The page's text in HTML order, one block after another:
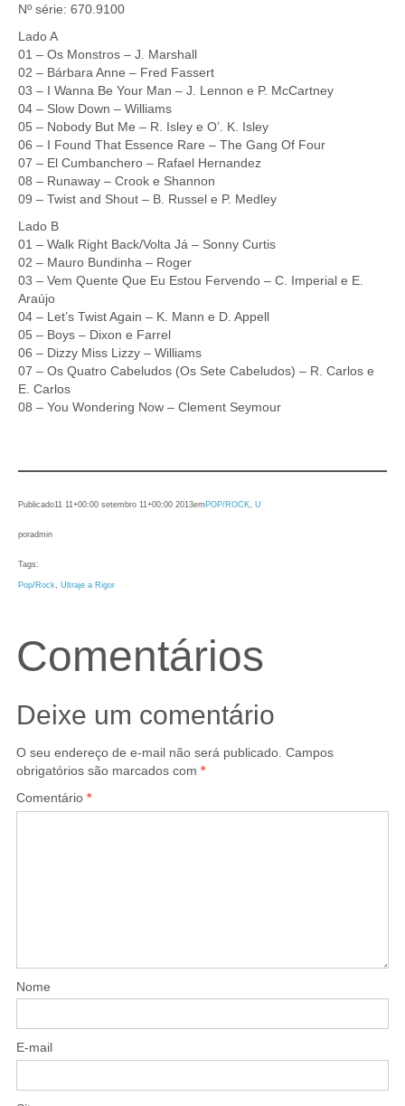
Nº série: 670.9100
Lado A
01 – Os Monstros – J. Marshall
02 – Bárbara Anne – Fred Fassert
03 – I Wanna Be Your Man – J. Lennon e P. McCartney
04 – Slow Down – Williams
05 – Nobody But Me – R. Isley e O’. K. Isley
06 – I Found That Essence Rare – The Gang Of Four
07 – El Cumbanchero – Rafael Hernandez
08 – Runaway – Crook e Shannon
09 – Twist and Shout – B. Russel e P. Medley
Lado B
01 – Walk Right Back/Volta Já – Sonny Curtis
02 – Mauro Bundinha – Roger
03 – Vem Quente Que Eu Estou Fervendo – C. Imperial e E.
Araújo
04 – Let’s Twist Again – K. Mann e D. Appell
05 – Boys – Dixon e Farrel
06 – Dizzy Miss Lizzy – Williams
07 – Os Quatro Cabeludos (Os Sete Cabeludos) – R. Carlos e
E. Carlos
08 – You Wondering Now – Clement Seymour
Publicado11 11+00:00 setembro 11+00:00 2013em POP/ROCK U
poradmin
Tags:
Pop/Rock Ultraje a Rigor
Comentários
Deixe um comentário
O seu endereço de e-mail não será publicado. Campos
obrigatórios são marcados com *
Comentário *
Nome
E-mail